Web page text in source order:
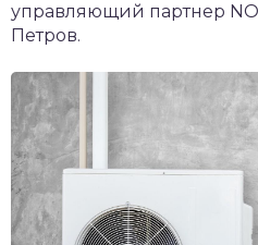
управляющий партнер
Петров.